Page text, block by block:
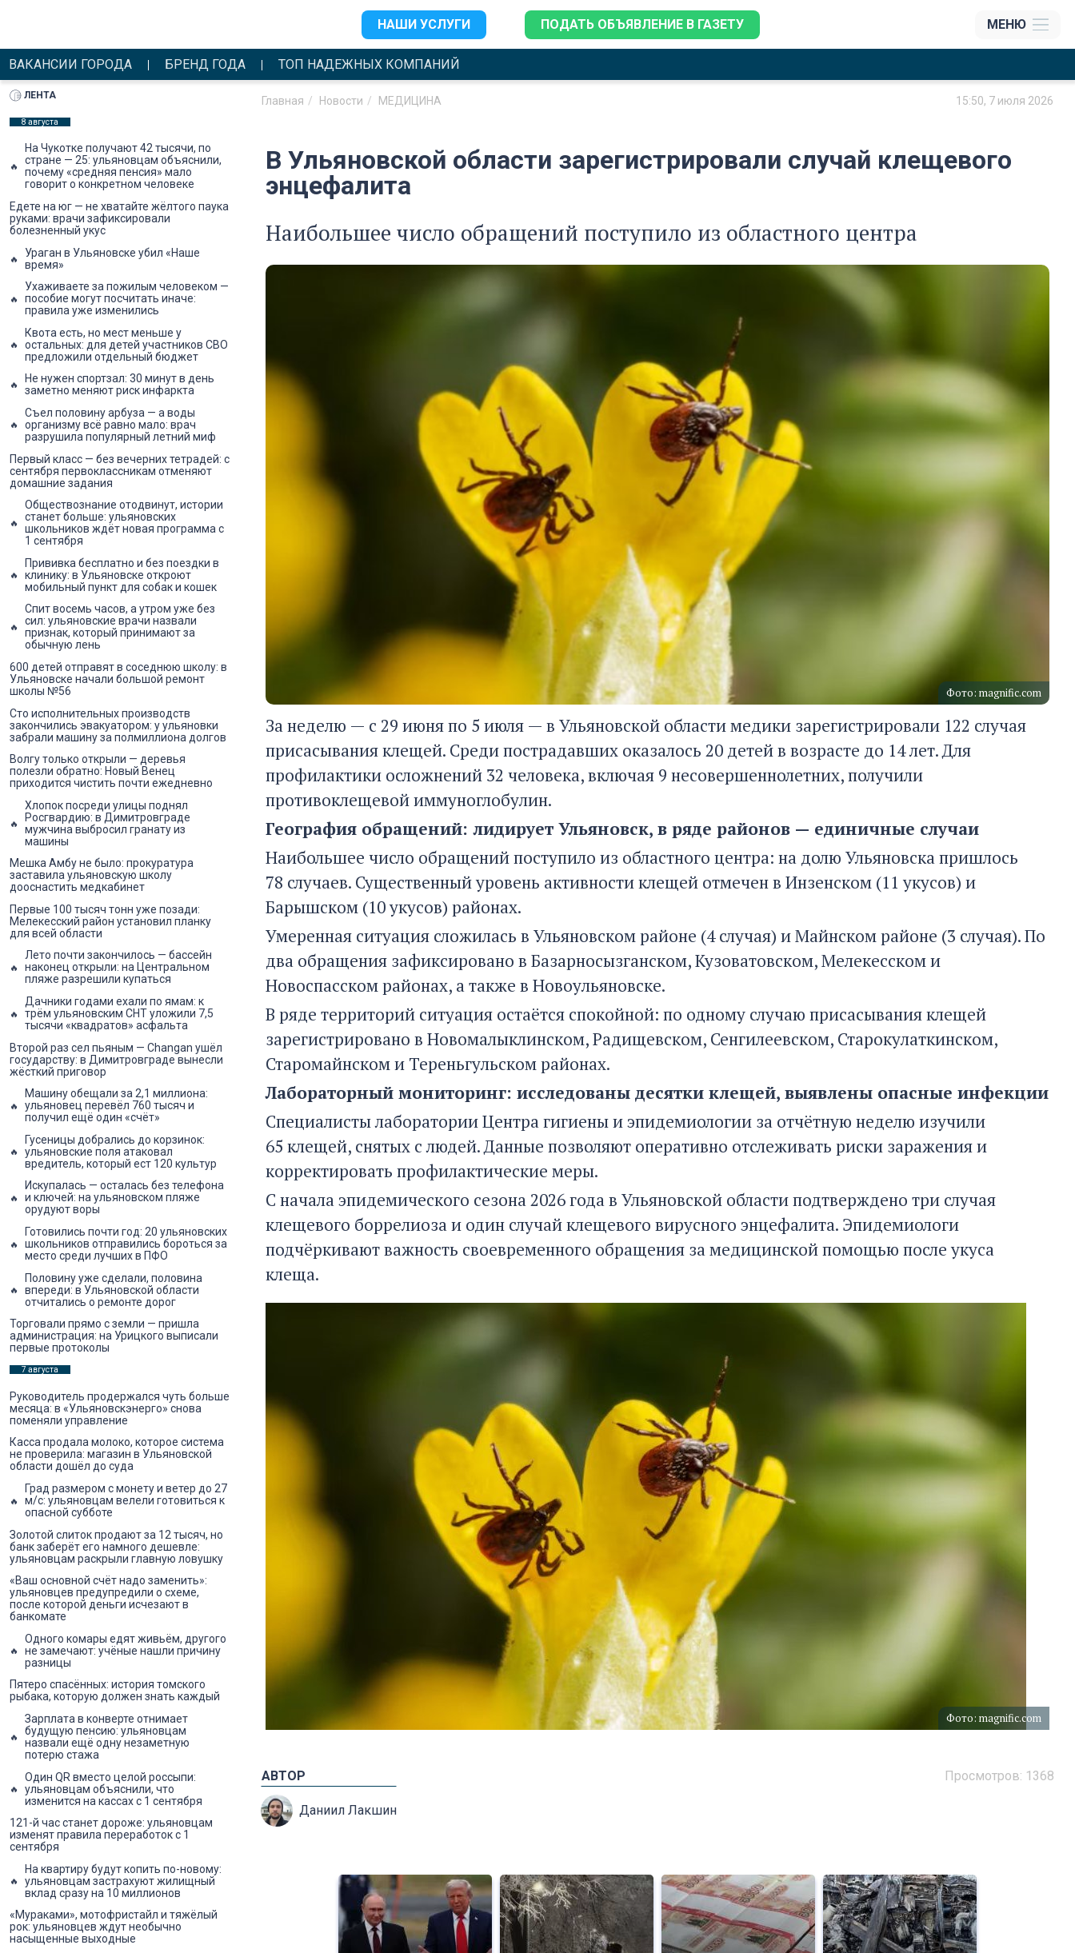
НАШИ УСЛУГИ ПОДАТЬ ОБЪЯВЛЕНИЕ В ГАЗЕТУ МЕНЮ
ВАКАНСИИ ГОРОДА БРЕНД ГОДА ТОП НАДЕЖНЫХ КОМПАНИЙ
Главная Новости МЕДИЦИНА 15:50, 7 июля 2026
В Ульяновской области зарегистрировали случай клещевого
энцефалита
Наибольшее число обращений поступило из областного центра
Фото: magnific.com
За неделю — с 29 июня по 5 июля — в Ульяновской области медики зарегистрировали 122 случая
присасывания клещей. Среди пострадавших оказалось 20 детей в возрасте до 14 лет. Для
профилактики осложнений 32 человека, включая 9 несовершеннолетних, получили
противоклещевой иммуноглобулин.
География обращений: лидирует Ульяновск, в ряде районов — единичные случаи
Наибольшее число обращений поступило из областного центра: на долю Ульяновска пришлось
78 случаев. Существенный уровень активности клещей отмечен в Инзенском (11 укусов) и
Барышском (10 укусов) районах.
Умеренная ситуация сложилась в Ульяновском районе (4 случая) и Майнском районе (3 случая). По
два обращения зафиксировано в Базарносызганском, Кузоватовском, Мелекесском и
Новоспасском районах, а также в Новоульяновске.
В ряде территорий ситуация остаётся спокойной: по одному случаю присасывания клещей
зарегистрировано в Новомалыклинском, Радищевском, Сенгилеевском, Старокулаткинском,
Старомайнском и Тереньгульском районах.
Лабораторный мониторинг: исследованы десятки клещей, выявлены опасные инфекции
Специалисты лаборатории Центра гигиены и эпидемиологии за отчётную неделю изучили
65 клещей, снятых с людей. Данные позволяют оперативно отслеживать риски заражения и
корректировать профилактические меры.
С начала эпидемического сезона 2026 года в Ульяновской области подтверждено три случая
клещевого боррелиоза и один случай клещевого вирусного энцефалита. Эпидемиологи
подчёркивают важность своевременного обращения за медицинской помощью после укуса
клеща.
Фото: magnific.com
Просмотров: 1368
АВТОР
Даниил Лакшин
ЛЕНТА
8 августа
На Чукотке получают 42 тысячи, по
стране — 25: ульяновцам объяснили,
почему «средняя пенсия» мало
говорит о конкретном человеке
Едете на юг — не хватайте жёлтого паука
руками: врачи зафиксировали
болезненный укус
Ураган в Ульяновске убил «Наше
время»
Ухаживаете за пожилым человеком —
пособие могут посчитать иначе:
правила уже изменились
Квота есть, но мест меньше у
остальных: для детей участников СВО
предложили отдельный бюджет
Не нужен спортзал: 30 минут в день
заметно меняют риск инфаркта
Съел половину арбуза — а воды
организму всё равно мало: врач
разрушила популярный летний миф
Первый класс — без вечерних тетрадей: с
сентября первоклассникам отменяют
домашние задания
Обществознание отодвинут, истории
станет больше: ульяновских
школьников ждёт новая программа с
1 сентября
Прививка бесплатно и без поездки в
клинику: в Ульяновске откроют
мобильный пункт для собак и кошек
Спит восемь часов, а утром уже без
сил: ульяновские врачи назвали
признак, который принимают за
обычную лень
600 детей отправят в соседнюю школу: в
Ульяновске начали большой ремонт
школы №56
Сто исполнительных производств
закончились эвакуатором: у ульяновки
забрали машину за полмиллиона долгов
Волгу только открыли — деревья
полезли обратно: Новый Венец
приходится чистить почти ежедневно
Хлопок посреди улицы поднял
Росгвардию: в Димитровграде
мужчина выбросил гранату из
машины
Мешка Амбу не было: прокуратура
заставила ульяновскую школу
дооснастить медкабинет
Первые 100 тысяч тонн уже позади:
Мелекесский район установил планку
для всей области
Лето почти закончилось — бассейн
наконец открыли: на Центральном
пляже разрешили купаться
Дачники годами ехали по ямам: к
трём ульяновским СНТ уложили 7,5
тысячи «квадратов» асфальта
Второй раз сел пьяным — Changan ушёл
государству: в Димитровграде вынесли
жёсткий приговор
Машину обещали за 2,1 миллиона:
ульяновец перевёл 760 тысяч и
получил ещё один «счёт»
Гусеницы добрались до корзинок:
ульяновские поля атаковал
вредитель, который ест 120 культур
Искупалась — осталась без телефона
и ключей: на ульяновском пляже
орудуют воры
Готовились почти год: 20 ульяновских
школьников отправились бороться за
место среди лучших в ПФО
Половину уже сделали, половина
впереди: в Ульяновской области
отчитались о ремонте дорог
Торговали прямо с земли — пришла
администрация: на Урицкого выписали
первые протоколы
7 августа
Руководитель продержался чуть больше
месяца: в «Ульяновскэнерго» снова
поменяли управление
Касса продала молоко, которое система
не проверила: магазин в Ульяновской
области дошёл до суда
Град размером с монету и ветер до 27
м/с: ульяновцам велели готовиться к
опасной субботе
Золотой слиток продают за 12 тысяч, но
банк заберёт его намного дешевле:
ульяновцам раскрыли главную ловушку
«Ваш основной счёт надо заменить»:
ульяновцев предупредили о схеме,
после которой деньги исчезают в
банкомате
Одного комары едят живьём, другого
не замечают: учёные нашли причину
разницы
Пятеро спасённых: история томского
рыбака, которую должен знать каждый
Зарплата в конверте отнимает
будущую пенсию: ульяновцам
назвали ещё одну незаметную
потерю стажа
Один QR вместо целой россыпи:
ульяновцам объяснили, что
изменится на кассах с 1 сентября
121-й час станет дороже: ульяновцам
изменят правила переработок с 1
сентября
На квартиру будут копить по-новому:
ульяновцам застрахуют жилищный
вклад сразу на 10 миллионов
«Мураками», мотофристайл и тяжёлый
рок: ульяновцев ждут необычно
насыщенные выходные